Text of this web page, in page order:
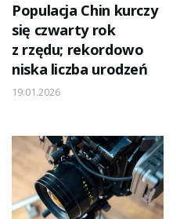
Populacja Chin kurczy
się czwarty rok
z rzędu; rekordowo
niska liczba urodzeń
19.01.2026